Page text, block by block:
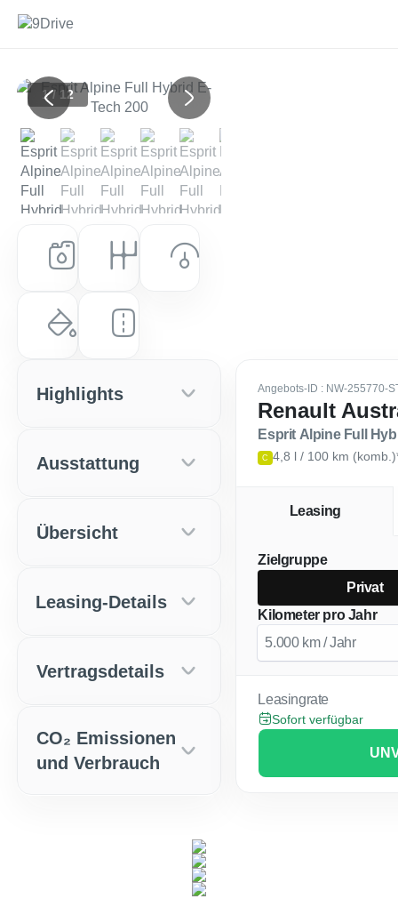
Previous Next
1 / 12
Kraftstoff
Hybrid Automatik
Leistung (PS)
200 PS (147 kW)
Farbe
Dezir-Rot Metallic + Black Pearl
Laufleistung
0 km
Angebots-ID : NW-255770-
Renault
Esprit Alpine Full
C 4,8 l / 100 km
Leasing
Zielgruppe
Privat
Kilometer pro Jahr
Leasingrate
Sofort verfügbar
Highlights
Ausstattung
Übersicht
Leasing-Details
Vertragsdetails
CO₂ Emissionen
und Verbrauch